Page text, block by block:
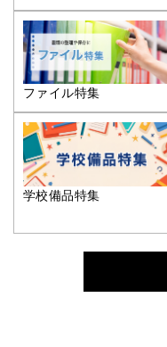
ファイル特集
学校備品特集